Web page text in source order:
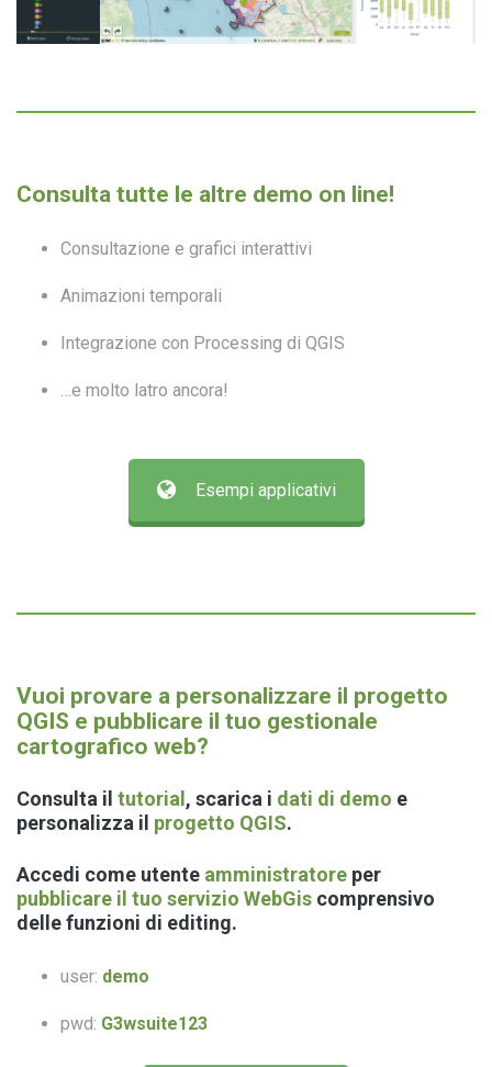
Consulta tutte le altre demo on line!
Consultazione e grafici interattivi
Animazioni temporali
Integrazione con Processing di QGIS
…e molto latro ancora!
Esempi applicativi
Vuoi provare a personalizzare il progetto
QGIS e pubblicare il tuo gestionale
cartografico web?
Consulta il tutorial, scarica i dati di demo e
personalizza il progetto QGIS.
Accedi come utente amministratore per
pubblicare il tuo servizio WebGis comprensivo
dellefunzioni di editing.
user: demo
pwd: G3wsuite123